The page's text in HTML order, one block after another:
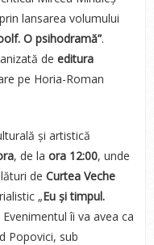
lansarea volumului
O psihodramă”.
de editura
pe Horia-Roman
și artistică
, de la ora 12:00, unde
de Curtea Veche
„Eu și timpul.
Evenimentul îi va avea ca
Popovici, sub